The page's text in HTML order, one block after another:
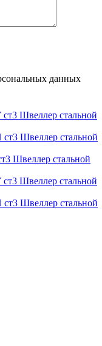
данных
Швеллер стальной
Швеллер стальной
Швеллер стальной
Швеллер стальной
Швеллер стальной